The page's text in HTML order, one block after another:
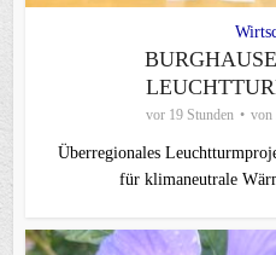
vor 19 Stunden von
Überregionales
für klimaneutrale